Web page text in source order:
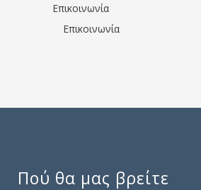
Επικοινωνία
Επικοινωνία
Πού θα μας βρείτε